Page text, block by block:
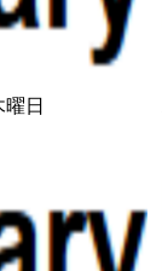
曜日